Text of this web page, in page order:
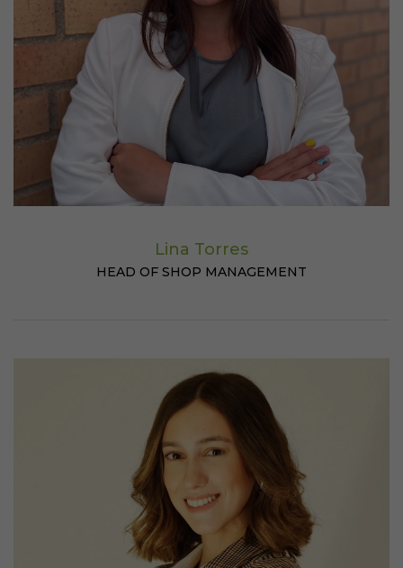
Lina Torres
HEAD OF SHOP MANAGEMENT